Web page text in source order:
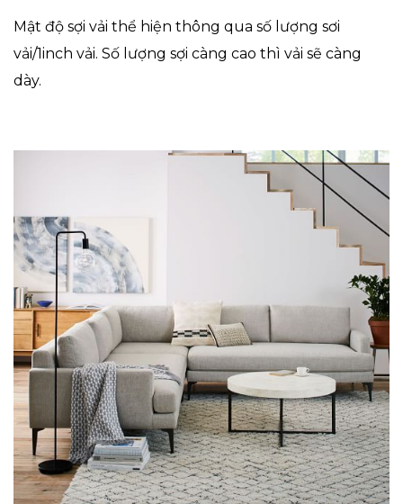
Mật độ sợi vải thể hiện thông qua số lượng sơi
vải/1inch vải. Số lượng sợi càng cao thì vải sẽ càng
dày.